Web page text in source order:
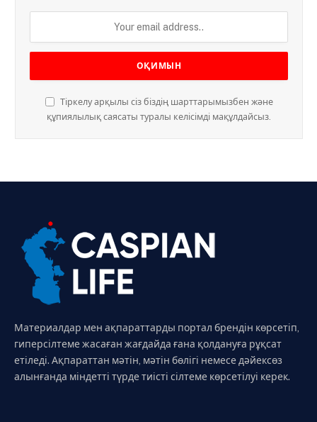
Тіркелу арқылы сіз біздің шарттарымызбен және
құпиялылық саясаты туралы келісімді мақұлдайсыз.
Материалдар мен ақпараттарды портал брендін көрсетіп,
гиперсілтеме жасаған жағдайда ғана қолдануға рұқсат
етіледі. Ақпараттан мәтін, мәтін бөлігі немесе дәйексөз
алынғанда міндетті түрде тиісті сілтеме көрсетілуі керек.